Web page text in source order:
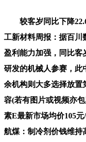
较客岁同比下降
工新材料周报：据百川
盈利能力加强，同比客
研发的机械人参赛，此
余机构则大多选择放置
容(若有图片或视频亦
素E最新市场均价105
航煤：制冷剂价钱维持